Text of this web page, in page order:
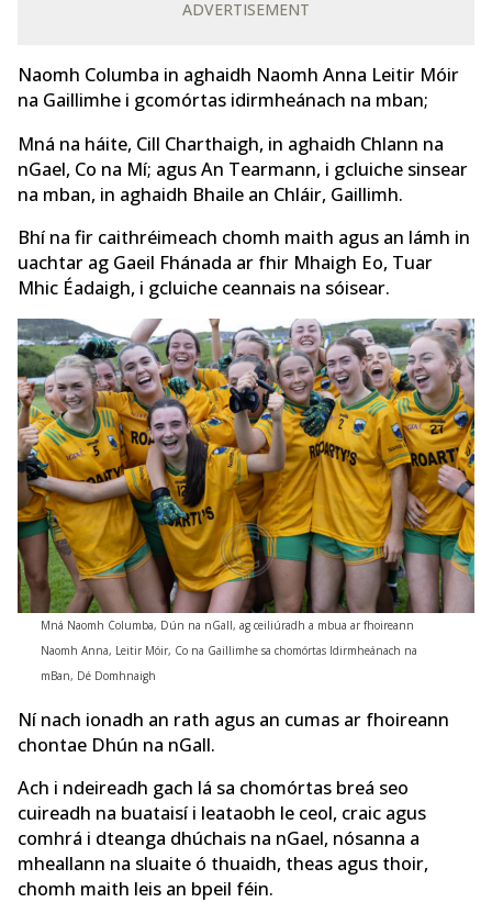
ADVERTISEMENT
Naomh Columba in aghaidh Naomh Anna Leitir Móir
na Gaillimhe i gcomórtas idirmheánach na mban;
Mná na háite, Cill Charthaigh, in aghaidh Chlann na
nGael, Co na Mí; agus An Tearmann, i gcluiche sinsear
na mban, in aghaidh Bhaile an Chláir, Gaillimh.
Bhí na fir caithréimeach chomh maith agus an lámh in
uachtar ag Gaeil Fhánada ar fhir Mhaigh Eo, Tuar
Mhic Éadaigh, i gcluiche ceannais na sóisear.
Mná Naomh Columba, Dún na nGall, ag ceiliúradh a mbua ar fhoireann
Naomh Anna, Leitir Móir, Co na Gaillimhe sa chomórtas Idirmheánach na
mBan, Dé Domhnaigh
Ní nach ionadh an rath agus an cumas ar fhoireann
chontae Dhún na nGall.
Ach i ndeireadh gach lá sa chomórtas breá seo
cuireadh na buataisí i leataobh le ceol, craic agus
comhrá i dteanga dhúchais na nGael, nósanna a
mheallann na sluaite ó thuaidh, theas agus thoir,
chomh maith leis an bpeil féin.